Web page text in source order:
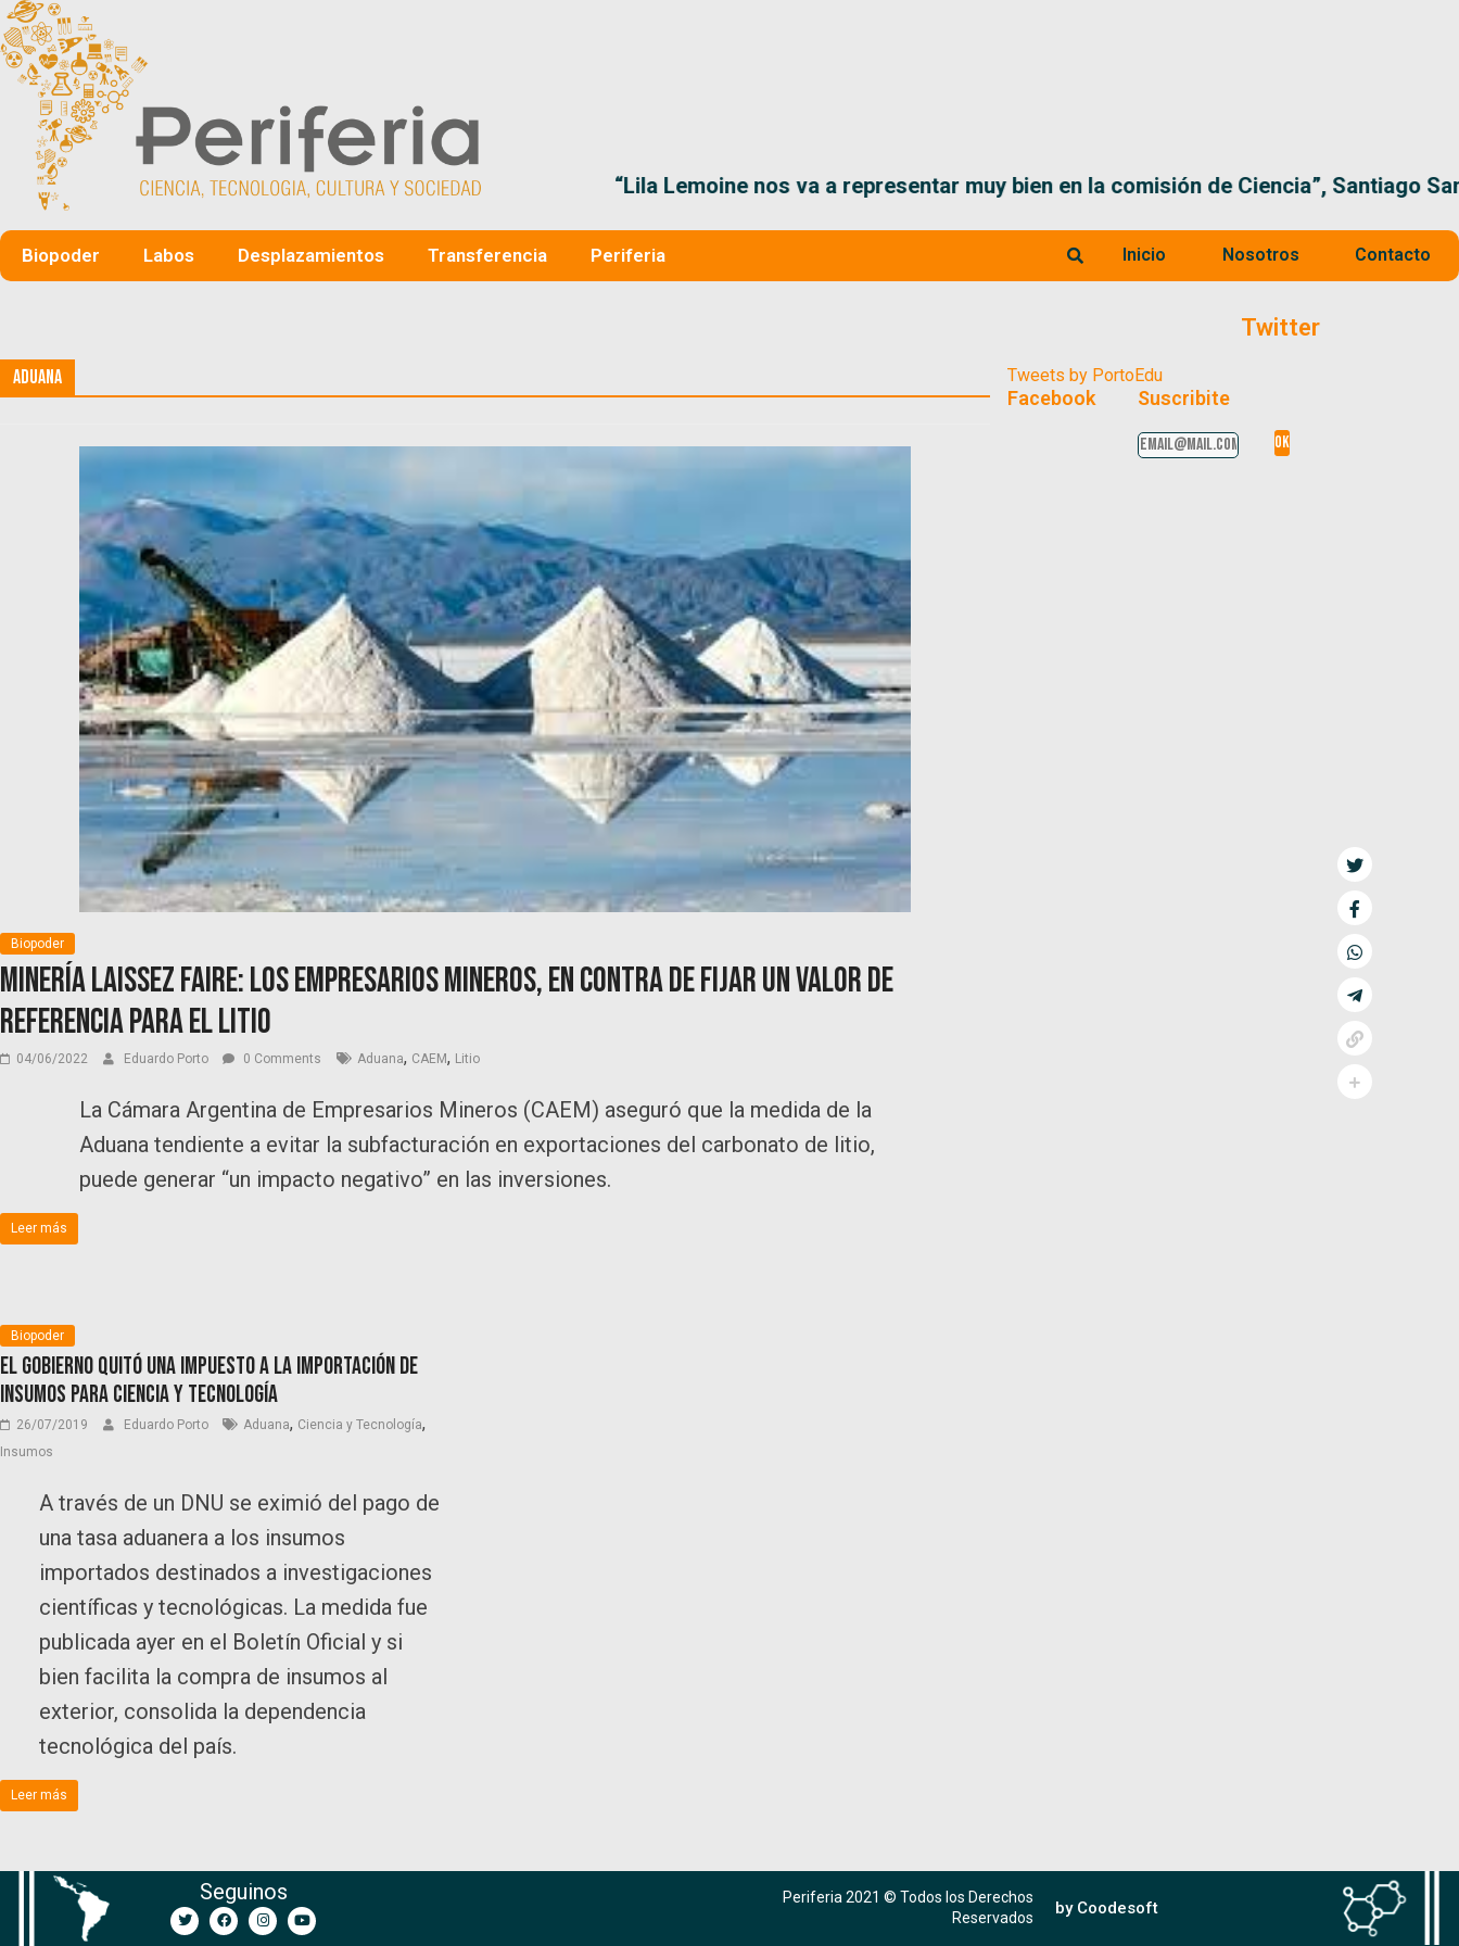
“Lila Lemoine nos va a representar muy bien en la comisión de Ciencia”, Santiago Santurio
Biopoder Labos Desplazamientos Transferencia Periferia Inicio Nosotros Contacto
Aduana
Biopoder
Minería Laissez Faire: Los empresarios mineros, en contra de fijar un valor de
referencia para el litio
04/06/2022 Eduardo Porto 0 Comments Aduana, CAEM, Litio
La Cámara Argentina de Empresarios Mineros (CAEM) aseguró que la medida de la
Aduana tendiente a evitar la subfacturación en exportaciones del carbonato de litio,
puede generar “un impacto negativo” en las inversiones.
Leer más
Biopoder
El Gobierno quitó una impuesto a la importación de
insumos para ciencia y tecnología
26/07/2019 Eduardo Porto Aduana, Ciencia y Tecnología,
Insumos
A través de un DNU se eximió del pago de
una tasa aduanera a los insumos
importados destinados a investigaciones
científicas y tecnológicas. La medida fue
publicada ayer en el Boletín Oficial y si
bien facilita la compra de insumos al
exterior, consolida la dependencia
tecnológica del país.
Leer más
Twitter
Tweets by PortoEdu
Facebook Suscribite
Seguinos
Periferia 2021 © Todos los Derechos
Reservados
by Coodesoft